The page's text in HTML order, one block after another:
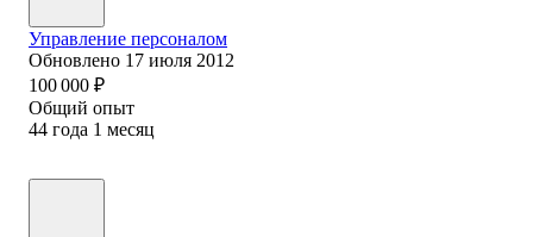
Управление персоналом
Обновлено 17 июля 2012
100 000 ₽
Общий опыт
44 года 1 месяц